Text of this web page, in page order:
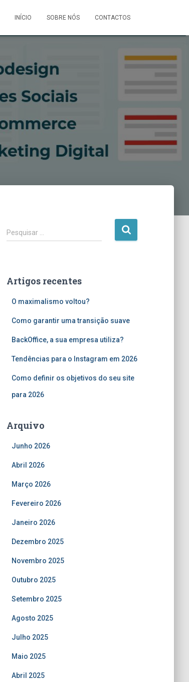
INÍCIO SOBRE NÓS CONTACTOS
P
e
i
Pesquisar …
Artigos recentes
O maximalismo voltou?
Como garantir uma transição suave
BackOffice, a sua empresa utiliza?
Tendências para o Instagram em 2026
Como definir os objetivos do seu site
para 2026
Arquivo
Junho 2026
Abril 2026
Março 2026
Fevereiro 2026
Janeiro 2026
Dezembro 2025
Novembro 2025
Outubro 2025
Setembro 2025
Agosto 2025
Julho 2025
Maio 2025
Abril 2025